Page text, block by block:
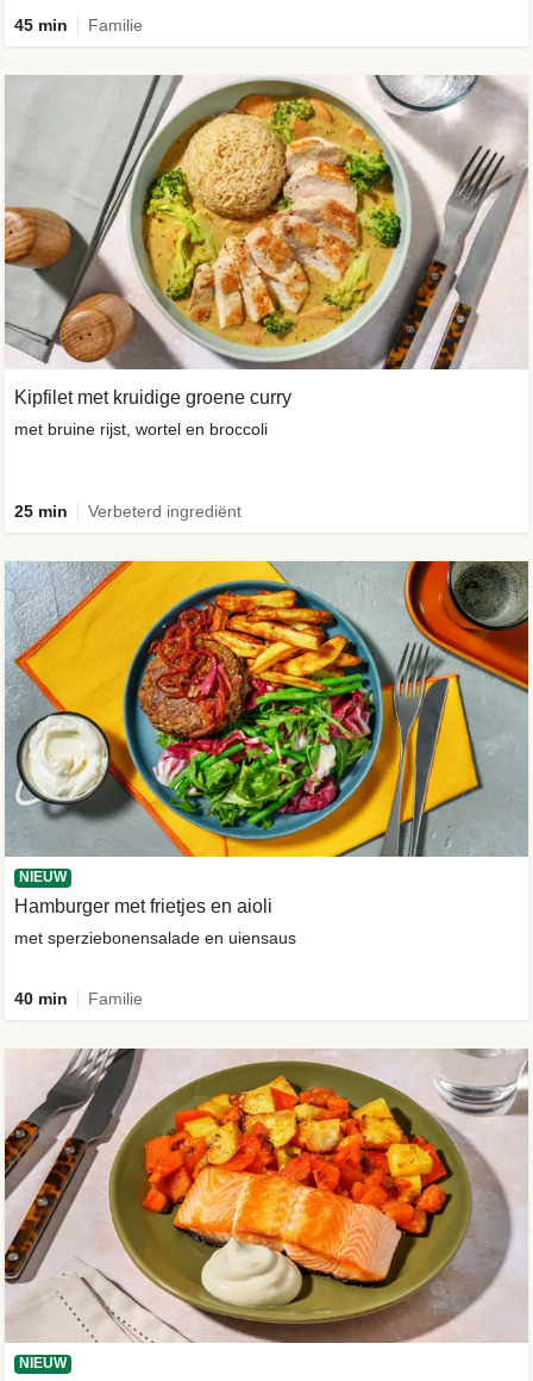
45 min Familie
Kipfilet met kruidige groene curry
met bruine rijst, wortel en broccoli
25 min Verbeterd ingrediënt
NIEUW
Hamburger met frietjes en aioli
met sperziebonensalade en uiensaus
40 min Familie
NIEUW